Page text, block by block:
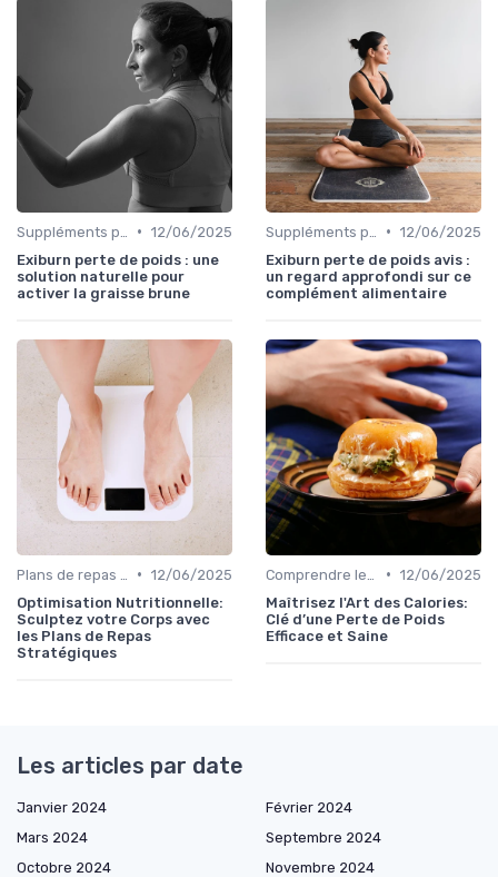
• 12/06/2025
Exiburn perte de poids : une
solution naturelle pour
activer la graisse brune
• 12/06/2025
Exiburn perte de poids avis :
un regard approfondi sur ce
complément alimentaire
• 12/06/2025
Optimisation Nutritionnelle:
Sculptez votre Corps avec
les Plans de Repas
Stratégiques
• 12/06/2025
Maîtrisez l'Art des Calories:
Clé d’une Perte de Poids
Efficace et Saine
Les articles par date
Janvier 2024
Février 2024
Mars 2024
Septembre 2024
Octobre 2024
Novembre 2024